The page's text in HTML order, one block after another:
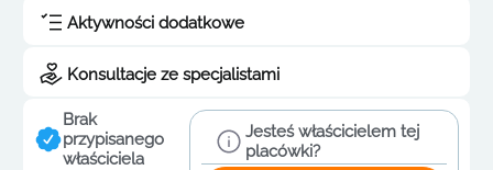
Aktywności dodatkowe
Konsultacje ze specjalistami
Brak
przypisanego
właściciela
Jesteś właścicielem tej
placówki?